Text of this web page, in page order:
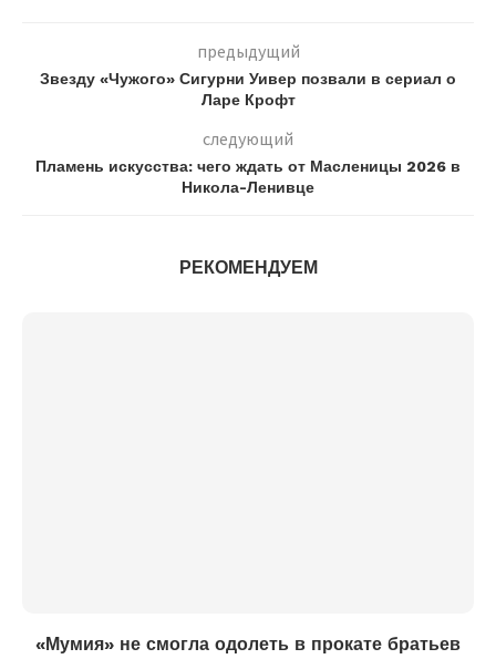
предыдущий
Звезду «Чужого» Сигурни Уивер позвали в сериал о
Ларе Крофт
следующий
Пламень искусства: чего ждать от Масленицы 2026 в
Никола-Ленивце
РЕКОМЕНДУЕМ
«Мумия» не смогла одолеть в прокате братьев